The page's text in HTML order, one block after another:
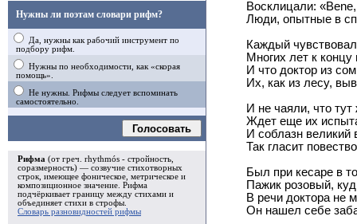
Нужны ли поэтам словари рифм?
Да, нужны как рабочий инструмент по
подбору рифм.
Нужны по необходимости, как «скорая
помощь».
Не нужны. Рифмы следует вспоминать
самостоятельно.
Голосовать
Рифма (от греч. rhythmós - стройность,
соразмерность) — созвучие стихотворных
строк, имеющее фоническое, метрическое и
композиционное значение. Рифма
подчёркивает границу между стихами и
объединяет стихи в строфы
Словарь разновидностей рифмы
Восклицали:
Люди, опытные в
Каждый
Многих лет к концу
И что доктор из
Их, как из лесу,
И не чаяли, что тут
Ждет еще их
И соблазн
Так гласит
Был при кесаре в
Пажик розовый,
В речи доктора не
Он нашел себе